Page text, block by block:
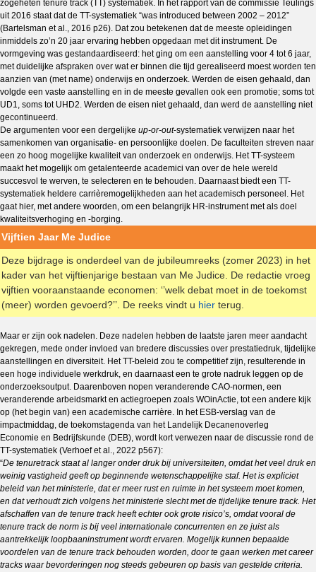
zogeheten tenure track (TT) systematiek. In het rapport van de commissie Teulings
uit 2016 staat dat de TT-systematiek “was introduced between 2002 – 2012”
(Bartelsman et al., 2016 p26). Dat zou betekenen dat de meeste opleidingen
inmiddels zo’n 20 jaar ervaring hebben opgedaan met dit instrument. De
vormgeving was gestandaardiseerd: het ging om een aanstelling voor 4 tot 6 jaar,
met duidelijke afspraken over wat er binnen die tijd gerealiseerd moest worden ten
aanzien van (met name) onderwijs en onderzoek. Werden de eisen gehaald, dan
volgde een vaste aanstelling en in de meeste gevallen ook een promotie; soms tot
UD1, soms tot UHD2. Werden de eisen niet gehaald, dan werd de aanstelling niet
gecontinueerd.
De argumenten voor een dergelijke up-or-out-systematiek verwijzen naar het
samenkomen van organisatie- en persoonlijke doelen. De faculteiten streven naar
een zo hoog mogelijke kwaliteit van onderzoek en onderwijs. Het TT-systeem
maakt het mogelijk om getalenteerde academici van over de hele wereld
succesvol te werven, te selecteren en te behouden. Daarnaast biedt een TT-
systematiek heldere carrièremogelijkheden aan het academisch personeel. Het
gaat hier, met andere woorden, om een belangrijk HR-instrument met als doel
kwaliteitsverhoging en -borging.
Vijftien Jaar Me Judice
Deze bijdrage is onderdeel van de jubileumreeks (zomer 2023) in het
kader van het vijftienjarige bestaan van Me Judice. De redactie vroeg
vijftien vooraanstaande economen: ‘’welk debat moet in de toekomst
(meer) worden gevoerd?’’. De reeks vindt u hier terug.
Maar er zijn ook nadelen. Deze nadelen hebben de laatste jaren meer aandacht
gekregen, mede onder invloed van bredere discussies over prestatiedruk, tijdelijke
aanstellingen en diversiteit. Het TT-beleid zou te competitief zijn, resulterende in
een hoge individuele werkdruk, en daarnaast een te grote nadruk leggen op de
onderzoeksoutput. Daarenboven nopen veranderende CAO-normen, een
veranderende arbeidsmarkt en actiegroepen zoals WOinActie, tot een andere kijk
op (het begin van) een academische carrière. In het ESB-verslag van de
impactmiddag, de toekomstagenda van het Landelijk Decanenoverleg
Economie en Bedrijfskunde (DEB), wordt kort verwezen naar de discussie rond de
TT-systematiek (Verhoef et al., 2022 p567):
“De tenuretrack staat al langer onder druk bij universiteiten, omdat het veel druk en
weinig vastigheid geeft op beginnende wetenschappelijke staf. Het is expliciet
beleid van het ministerie, dat er meer rust en ruimte in het systeem moet komen,
en dat verhoudt zich volgens het ministerie slecht met de tijdelijke tenure track. Het
afschaffen van de tenure track heeft echter ook grote risico’s, omdat vooral de
tenure track de norm is bij veel internationale concurrenten en ze juist als
aantrekkelijk loopbaaninstrument wordt ervaren. Mogelijk kunnen bepaalde
voordelen van de tenure track behouden worden, door te gaan werken met career
tracks waar bevorderingen nog steeds gebeuren op basis van gestelde criteria.